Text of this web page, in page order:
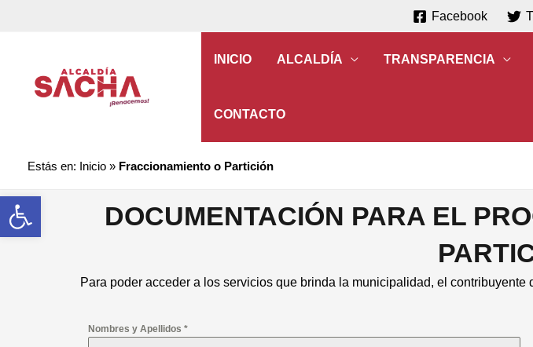
Abrir barra de herramientas
Facebook
INICIO ALCALDÍA TRANSPARENCIA
CONTACTO
Estás en: Inicio » Fraccionamiento o Partición
DOCUMENTACIÓN PARA EL
Para poder acceder a los servicios que brinda la municipalidad, el
Nombres y Apellidos *